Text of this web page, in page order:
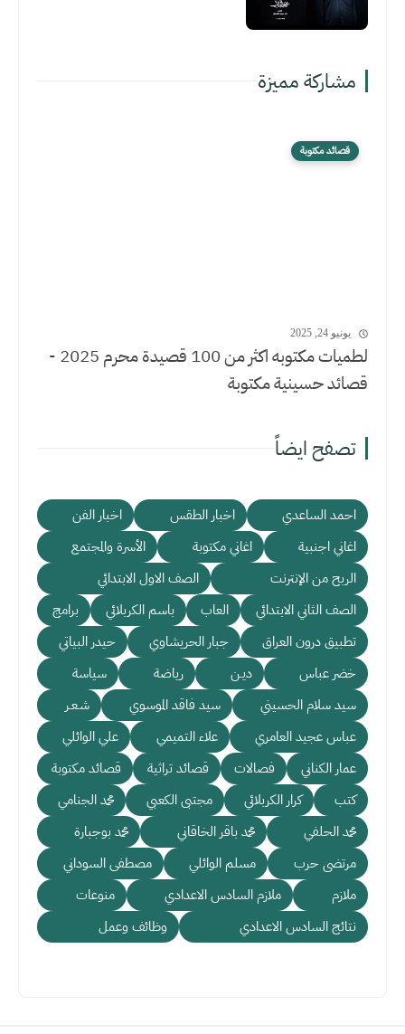
مشاركة مميزة
قصائد مكتوبة
يونيو 24, 2025
لطميات مكتوبه اكثر من 100 قصيدة محرم 2025 -
قصائد حسينية مكتوبة
تصفح ايضاً
احمد الساعدي اخبار الطقس
اخبار الفن
اغاني اجنبية
اغاني مكتوبة
الأسرة والمجتمع
الربح من الإنترنت
الصف الاول الابتدائي
الصف الثاني الابتدائي
العاب باسم الكربلائي
برامج
تطبيق درون العراق
جبار الحريشاوي
حيدر البياتي
خضر عباس
ديـن رياضة
سياسة
سيد سلام الحسيني
سيد فاقد الموسوي
شـعـر
عباس عجيد العامري
علاء التميمي
علي الوائلي
عمار الكناني
فصالات قصائد تراثية
قصائد مكتوبة
كتب
كرار الكربلائي مجتبى الكعبي
محمد الجنامي
محمد الحلفي
محمد باقر الخاقاني
محمد بوجبارة
مرتضى حرب
مسلم الوائلي
مصطفى السوداني
ملازم
ملازم السادس الاعدادي
منوعات
نتائج السادس الاعدادي
وظائف وعمل